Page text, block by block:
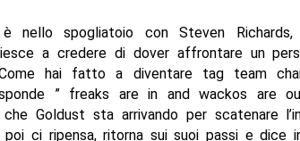
nello spogliatoio con Steven
a credere di dover affrontare un
hai fatto a diventare tag team
” freaks are in and wackos are
Goldust sta arrivando per scatenare
ci ripensa, ritorna sui suoi passi e dice